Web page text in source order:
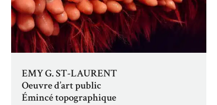
EMY G. ST-LAURENT
Oeuvre d’art public
Émincé topographique